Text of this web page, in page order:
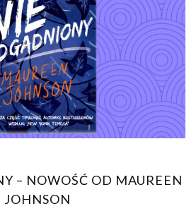
– NOWOŚĆ OD MAUREEN
JOHNSON